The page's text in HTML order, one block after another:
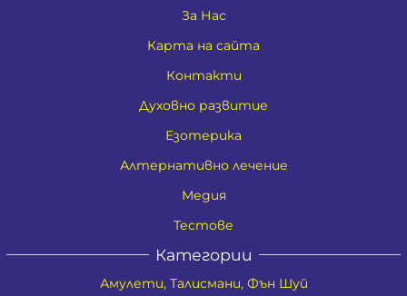
За Нас
Карта на сайта
Контакти
Духовно развитие
Езотерика
Алтернативно лечение
Медия
Тестове
Категории
Амулети, Талисмани, Фън Шуй